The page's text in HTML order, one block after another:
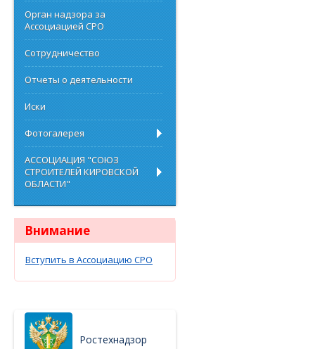
Орган надзора за
Ассоциацией СРО
Сотрудничество
Отчеты о деятельности
Иски
Фотогалерея
АССОЦИАЦИЯ "СОЮЗ
СТРОИТЕЛЕЙ КИРОВСКОЙ
ОБЛАСТИ"
Внимание
Вступить в Ассоциацию СРО
Ростехнадзор